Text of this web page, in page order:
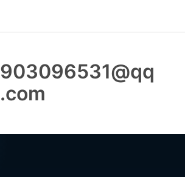
903096531@qq
.com